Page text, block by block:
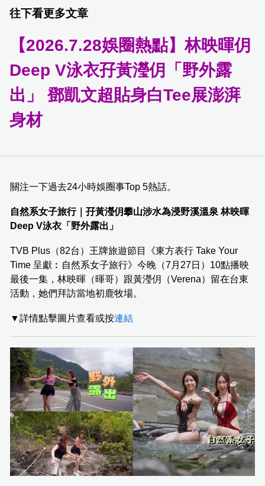
往下看更多文章
【2026.7.28娛圈熱點】林映暉仴
Deep V泳衣孖黃瀅仴「野外露
出」 鄧凱文超貼身白Tee展澎湃
身材
關注一下過去24小時娛圈事Top 5熱話。
自然系女子旅行｜孖黃瀅仴攀山涉水為浸野溪溫泉 林映暉
Deep V泳衣「野外露出」
TVB Plus（82台）王牌旅遊節目《東方表行 Take Your
Time 呈獻︰自然系女子旅行》今晚（7月27日）10點播映
最後一集，林映暉（暉哥）跟黃瀅仴（Verena）留在台東
活動，她們拜訪當地初鹿牧場。
▼詳情點擊圖片查看或按連結